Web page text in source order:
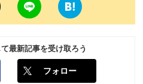
最新記事を受け取ろう
フォロー